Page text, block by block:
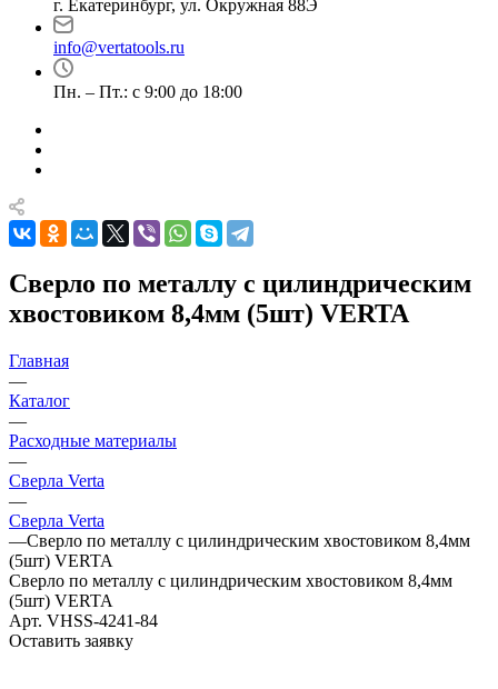
г. Екатеринбург, ул. Окружная 88Э
info@vertatools.ru
Пн. – Пт.: с 9:00 до 18:00
Сверло по металлу с цилиндрическим
хвостовиком 8,4мм (5шт) VERTA
Главная
—
Каталог
—
Расходные материалы
—
Сверла Verta
—
Сверла Verta
—Сверло по металлу с цилиндрическим хвостовиком 8,4мм
(5шт) VERTA
Сверло по металлу с цилиндрическим хвостовиком 8,4мм
(5шт) VERTA
Арт. VHSS-4241-84
Оставить заявку